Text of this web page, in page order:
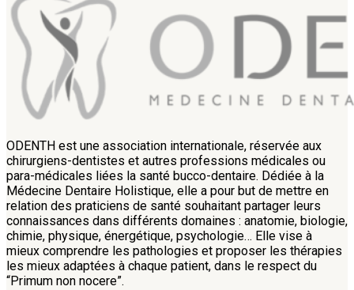
ODENTH est une association internationale, réservée aux
chirurgiens-dentistes et autres professions médicales ou
para-médicales liées la santé bucco-dentaire. Dédiée à la
Médecine Dentaire Holistique, elle a pour but de mettre en
relation des praticiens de santé souhaitant partager leurs
connaissances dans différents domaines : anatomie, biologie,
chimie, physique, énergétique, psychologie… Elle vise à
mieux comprendre les pathologies et proposer les thérapies
les mieux adaptées à chaque patient, dans le respect du
“Primum non nocere”.